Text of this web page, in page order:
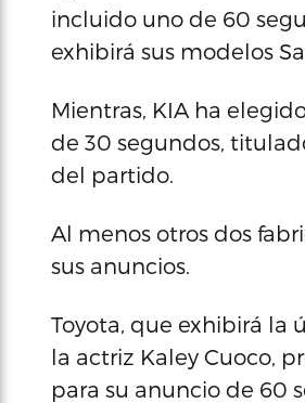
incluido uno de 60
exhibirá sus modelos
Mientras, KIA ha
de 30 segundos,
del partido.
Al menos otros dos
sus anuncios.
Toyota, que exhibirá la
la actriz Kaley Cuoco,
para su anuncio de 60